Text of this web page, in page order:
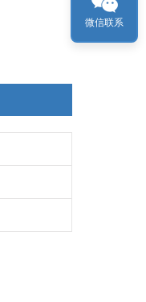
微信联系